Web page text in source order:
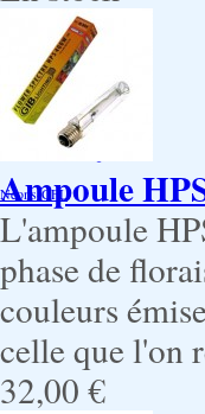
Température Hygrométrie
Humidificateurs
Pack bouturage
Serres -Bouturage
Substrat-Bouturage
Néons-CFL
Ampoule
L'ampoule
phase de
couleurs
celle que l'on
32,00 €